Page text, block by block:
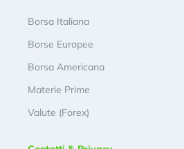
Borsa Italiana
Borse Europee
Borsa Americana
Materie Prime
Valute (Forex)